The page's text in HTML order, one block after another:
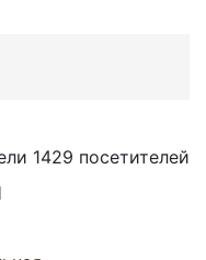
1429 посетителей